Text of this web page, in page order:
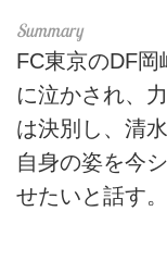
FC東京のDF
に泣かされ、
は決別し、清
自身の姿を今
せたいと話す